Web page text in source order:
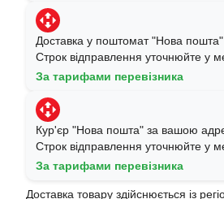
Доставка у поштомат "Нова пошта"
Строк відправлення уточнюйте у
За тарифами перевізника
Кур'єр "Нова пошта" за вашою
Строк відправлення уточнюйте у
За тарифами перевізника
Доставка товару здійснюється із